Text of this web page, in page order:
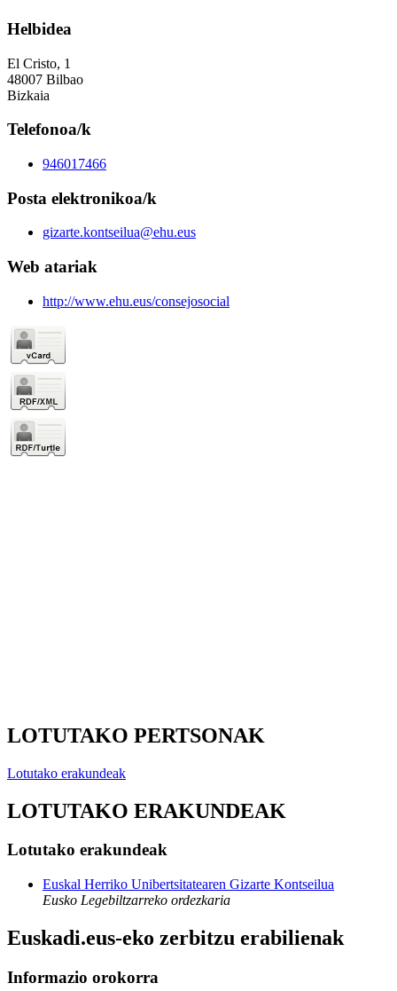
Helbidea
El Cristo, 1
48007 Bilbao
Bizkaia
Telefonoa/k
946017466
Posta elektronikoa/k
gizarte.kontseilua@ehu.eus
Web atariak
http://www.ehu.eus/consejosocial
LOTUTAKO PERTSONAK
Lotutako erakundeak
LOTUTAKO ERAKUNDEAK
Lotutako erakundeak
Euskal Herriko Unibertsitatearen Gizarte Kontseilua
Eusko Legebiltzarreko ordezkaria
Euskadi.eus-eko zerbitzu erabilienak
Informazio orokorra